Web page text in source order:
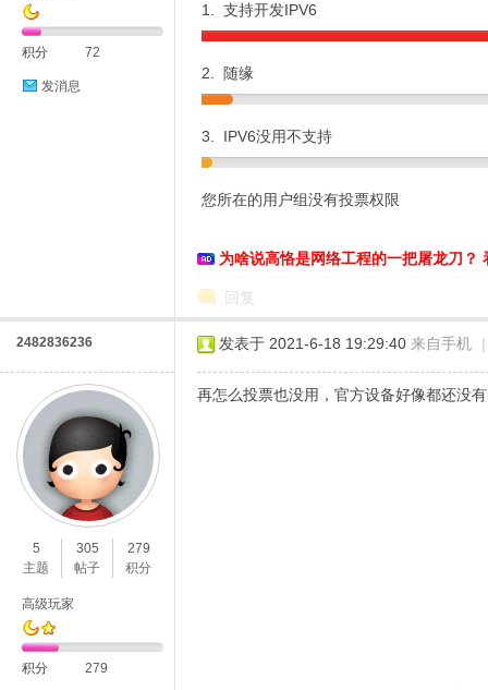
积分 72
发消息
1. 支持开发IPV6
2. 随缘
3. IPV6没用不支持
您所在的用户组没有投票权限
为啥说高恪是网络工程的一把屠龙刀？
回复
2482836236
5
主题
305
帖子
279
积分
高级玩家
积分 279
发表于 2021-6-18 19:29:40 来自手机 |
再怎么投票也没用，官方设备好像都还没